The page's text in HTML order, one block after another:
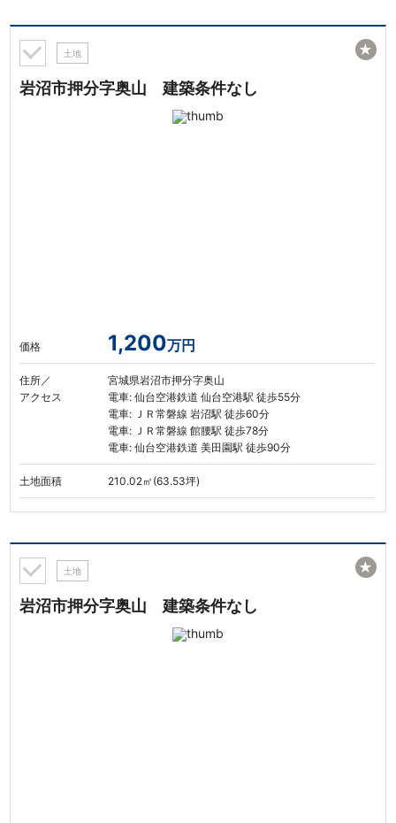
土地
岩沼市押分字奥山 建築条件なし
価格 1,200万円
住所／
アクセス
宮城県岩沼市押分字奥山
電車: 仙台空港鉄道 仙台空港駅 徒歩55分
電車: ＪＲ常磐線 岩沼駅 徒歩60分
電車: ＪＲ常磐線 館腰駅 徒歩78分
電車: 仙台空港鉄道 美田園駅 徒歩90分
土地面積 210.02㎡(63.53坪)
★
土地
岩沼市押分字奥山 建築条件なし
★